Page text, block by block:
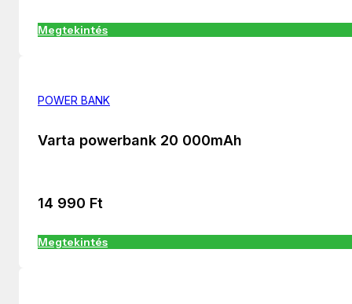
Megtekintés
POWER BANK
Varta powerbank 20 000mAh
14 990 Ft
Megtekintés